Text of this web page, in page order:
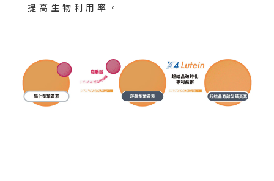
提高生物利用率。